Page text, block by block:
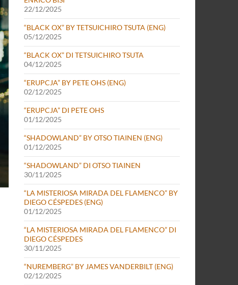
22/12/2025
“BLACK OX” BY TETSUICHIRO TSUTA (ENG)
05/12/2025
“BLACK OX” DI TETSUICHIRO TSUTA
04/12/2025
“ERUPCJA” BY PETE OHS (ENG)
02/12/2025
“ERUPCJA” DI PETE OHS
01/12/2025
“SHADOWLAND” BY OTSO TIAINEN (ENG)
01/12/2025
“SHADOWLAND” DI OTSO TIAINEN
30/11/2025
“LA MISTERIOSA MIRADA DEL FLAMENCO” BY
DIEGO CÉSPEDES (ENG)
01/12/2025
“LA MISTERIOSA MIRADA DEL FLAMENCO” DI
DIEGO CÉSPEDES
30/11/2025
“NUREMBERG” BY JAMES VANDERBILT (ENG)
02/12/2025